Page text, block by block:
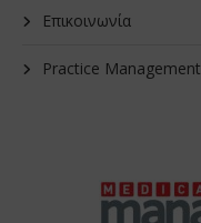
Επικοινωνία
Practice Management